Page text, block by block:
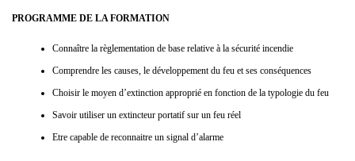
PROGRAMME DE LA FORMATION
Connaître la règlementation de base relative à la sécurité incendie
Comprendre les causes, le développement du feu et ses conséquences
Choisir le moyen d’extinction approprié en fonction de la typologie du feu
Savoir utiliser un extincteur portatif sur un feu réel
Etre capable de reconnaitre un signal d’alarme